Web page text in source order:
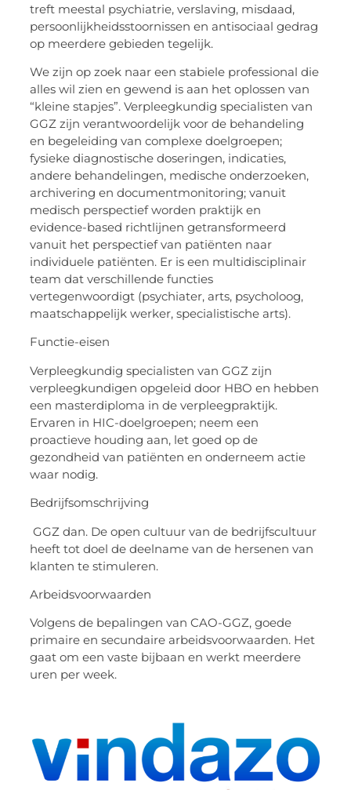
treft meestal psychiatrie, verslaving, misdaad,
persoonlijkheidsstoornissen en antisociaal gedrag
op meerdere gebieden tegelijk.
We zijn op zoek naar een stabiele professional die
alles wil zien en gewend is aan het oplossen van
“kleine stapjes”. Verpleegkundig specialisten van
GGZ zijn verantwoordelijk voor de behandeling
en begeleiding van complexe doelgroepen;
fysieke diagnostische doseringen, indicaties,
andere behandelingen, medische onderzoeken,
archivering en documentmonitoring; vanuit
medisch perspectief worden praktijk en
evidence-based richtlijnen getransformeerd
vanuit het perspectief van patiënten naar
individuele patiënten. Er is een multidisciplinair
team dat verschillende functies
vertegenwoordigt (psychiater, arts, psycholoog,
maatschappelijk werker, specialistische arts).
Functie-eisen
Verpleegkundig specialisten van GGZ zijn
verpleegkundigen opgeleid door HBO en hebben
een masterdiploma in de verpleegpraktijk.
Ervaren in HIC-doelgroepen; neem een ​​
proactieve houding aan, let goed op de
gezondheid van patiënten en onderneem actie
waar nodig.
Bedrijfsomschrijving
GGZ dan. De open cultuur van de bedrijfscultuur
heeft tot doel de deelname van de hersenen van
klanten te stimuleren.
Arbeidsvoorwaarden
Volgens de bepalingen van CAO-GGZ, goede
primaire en secundaire arbeidsvoorwaarden. Het
gaat om een ​​vaste bijbaan en werkt meerdere
uren per week.